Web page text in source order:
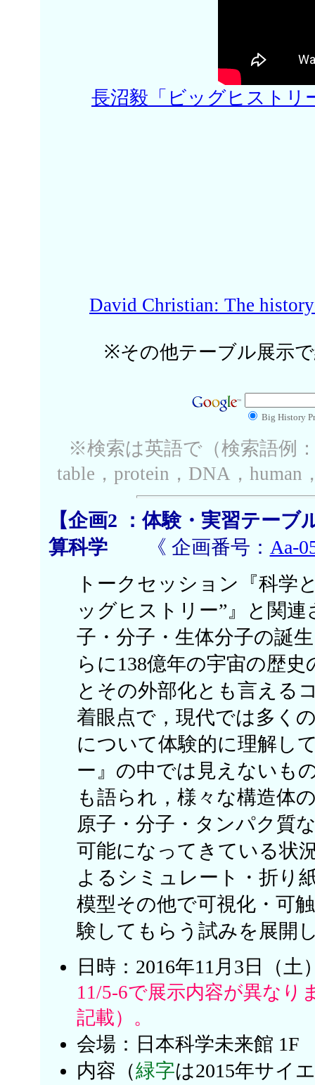
長沼毅「ビッグヒストリ
David Christian: The
※その他テーブル展示
Big History
※検索は英語で（検索語例
table，protein，DNA，
【企画2 ：体験・実習テー
算科学《 企画番号： Aa-
トークセッション『科学
ッグヒストリー”』と関
子・分子・生体分子の誕
らに138億年の宇宙の歴
とその外部化とも言える
着眼点で，現代では多く
について体験的に理解し
ー』の中では見えないも
も語られ，様々な構造体
原子・分子・タンパク質
可能になってきている状
よるシミュレート・折り
模型その他で可視化・可
験してもらう試みを展開
日時：2016年11月3日（
11/5-6で展示内容が異なり
記載）。
会場：日本科学未来館 1F
内容（緑字は2015年サイ